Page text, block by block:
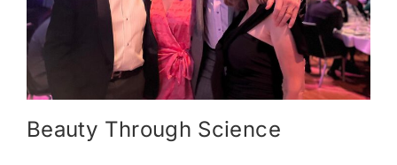
KONTAKT
ANMELDEN
Beauty Through Science